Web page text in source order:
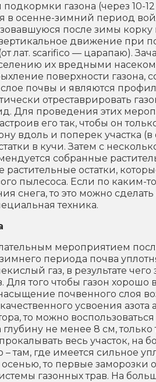
газона (через 10-
в осенне-зимний период
после зимы корку
движение при
лат. scarifico — царапаю).
их вредными
поверхности газона,
почвы и являются
отреставрировать
Для проведения этих
его так, чтобы он
вдоль и поперек участка
в кучи. Затем с
собранные
растительные остатки,
пылесоса. Если по каким-
снега, то это можно
техника.
мероприятием
периода почва
газ, в результате
Для того чтобы газон
почвенного слоя
усвоения
то можно
не менее 8 см,
весь участок, на
– там, где имеется сильное
то первые заморозки
газонных трав. На